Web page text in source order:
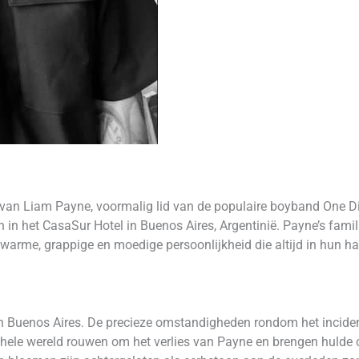
Liam Payne, voormalig lid van de populaire boyband One
het CasaSur Hotel in Buenos Aires, Argentinië. Payne’s
grappige en moedige persoonlijkheid die altijd in hun
Aires. De precieze omstandigheden rondom het
wereld rouwen om het verlies van Payne en brengen